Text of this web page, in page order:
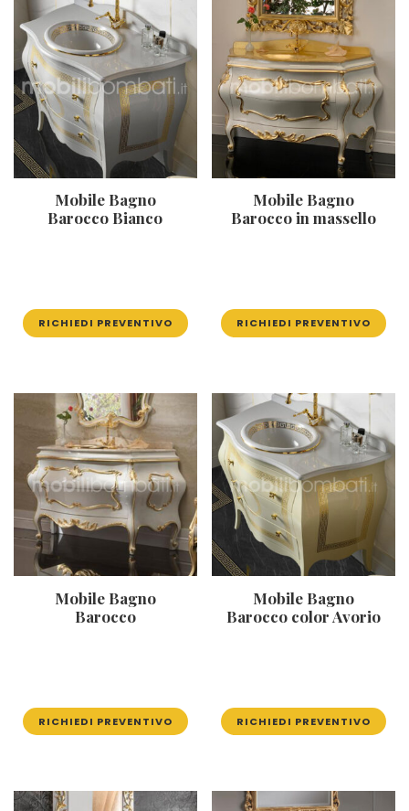
Mobile Bagno
Barocco Bianco
RICHIEDI PREVENTIVO
Mobile Bagno
Barocco in massello
RICHIEDI PREVENTIVO
Mobile Bagno
Barocco
RICHIEDI PREVENTIVO
Mobile Bagno
Barocco color Avorio
RICHIEDI PREVENTIVO